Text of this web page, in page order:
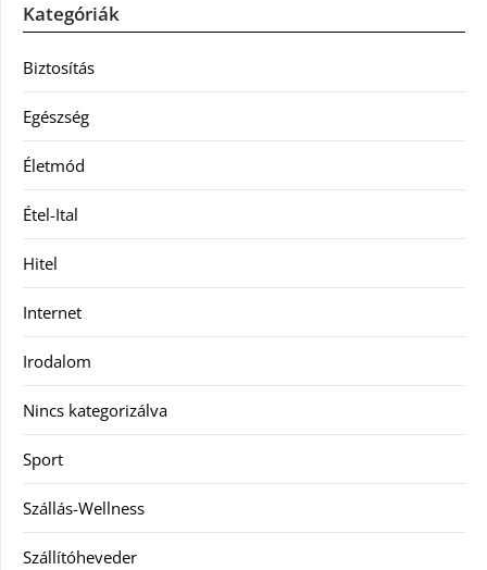
Kategóriák
Biztosítás
Egészség
Életmód
Étel-Ital
Hitel
Internet
Irodalom
Nincs kategorizálva
Sport
Szállás-Wellness
Szállítóheveder